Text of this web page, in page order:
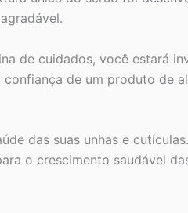
de cuidados, você estará
de um produto de
das suas unhas e
o crescimento saudável